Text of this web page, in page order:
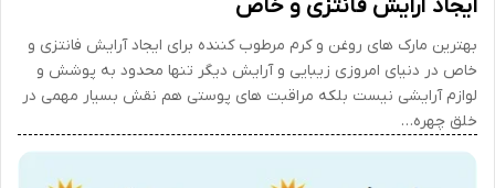
ایجاد آرایش فانتزی و خاص
بهترین مارک های روغن و کرم مرطوب کننده برای ایجاد آرایش فانتزی و
خاص در دنیای امروزی زیبایی و آرایش دیگر تنها محدود به پوشش و
لوازم آرایشی نیست بلکه مراقبت های پوستی هم نقش بسیار مهمی در
خلق چهره…